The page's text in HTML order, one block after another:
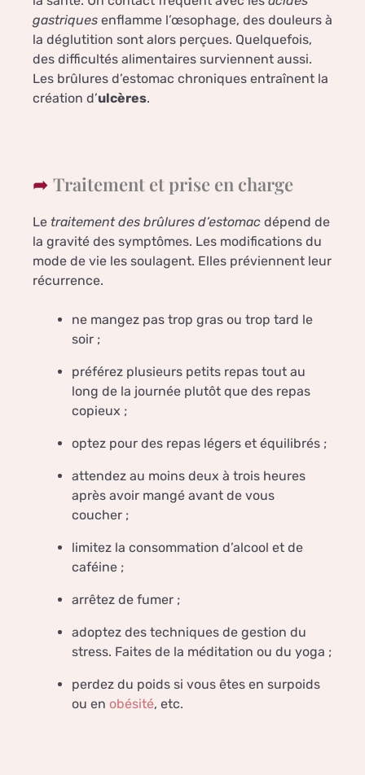
gastriques enflamme l’œsophage, des douleurs à
la déglutition sont alors perçues. Quelquefois,
des difficultés alimentaires surviennent aussi.
Les brûlures d’estomac chroniques entraînent la
création d’ulcères.
Traitement et prise en charge
Le traitement des brûlures d’estomac dépend de
la gravité des symptômes. Les modifications du
mode de vie les soulagent. Elles préviennent leur
récurrence.
ne mangez pas trop gras ou trop tard le
soir ;
préférez plusieurs petits repas tout au
long de la journée plutôt que des repas
copieux ;
optez pour des repas légers et équilibrés ;
attendez au moins deux à trois heures
après avoir mangé avant de vous
coucher ;
limitez la consommation d’alcool et de
caféine ;
arrêtez de fumer ;
adoptez des techniques de gestion du
stress. Faites de la méditation ou du yoga ;
perdez du poids si vous êtes en surpoids
ou en obésité, etc.